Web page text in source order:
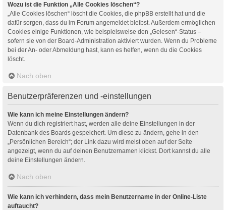
Wozu ist die Funktion „Alle Cookies löschen“?
„Alle Cookies löschen“ löscht die Cookies, die phpBB erstellt hat und die
dafür sorgen, dass du im Forum angemeldet bleibst. Außerdem ermöglichen
Cookies einige Funktionen, wie beispielsweise den „Gelesen“-Status –
sofern sie von der Board-Administration aktiviert wurden. Wenn du Probleme
bei der An- oder Abmeldung hast, kann es helfen, wenn du die Cookies
löscht.
Nach oben
Benutzerpräferenzen und -einstellungen
Wie kann ich meine Einstellungen ändern?
Wenn du dich registriert hast, werden alle deine Einstellungen in der
Datenbank des Boards gespeichert. Um diese zu ändern, gehe in den
„Persönlichen Bereich“; der Link dazu wird meist oben auf der Seite
angezeigt, wenn du auf deinen Benutzernamen klickst. Dort kannst du alle
deine Einstellungen ändern.
Nach oben
Wie kann ich verhindern, dass mein Benutzername in der Online-Liste
auftaucht?